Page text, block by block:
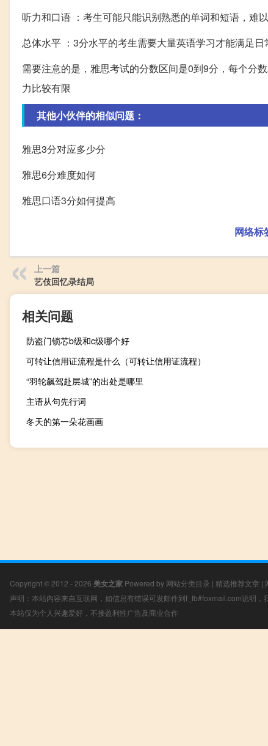
听力和口语 ：考生可能只能识别熟悉的单词和短语，难以
总体水平 ：3分水平的考生需要大量英语学习才能满足日
需要注意的是，雅思考试的分数区间是0到9分，每个分
力比较有限
其他小伙伴的相似问题：
雅思3分对应多少分
雅思6分难度如何
雅思口语3分如何提高
网络标
上一篇
艺伎回忆录结局
相关问题
防盗门锁芯b级和c级哪个好
可转让信用证流程是什么（可转让信用证流程）
“羽轮飙驾赴层城”的出处是哪里
主语从句先行词
冬天的第一朵花画画
Copyright © 2012 - 2026 美女之家 Powered by 网站分类目录 | 精选推荐文章 |
声明：本站内容来自互联网，如信息有错误可发邮件到f_fb#foxmail.com说明，
本站仅为个人兴趣爱好，不接盈利性广告及商业合作